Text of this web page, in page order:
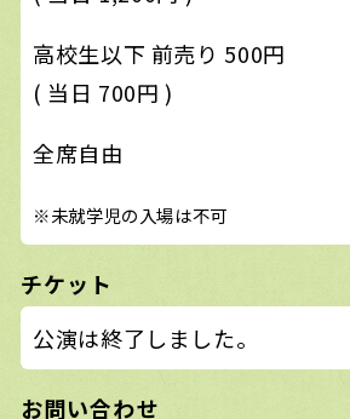
高校生以下 前売り 500円
( 当日 700円 )
全席自由
※未就学児の入場は不可
チケット
公演は終了しました。
お問い合わせ